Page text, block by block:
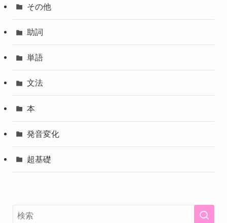
その他
助詞
単語
文法
本
発音変化
超基礎